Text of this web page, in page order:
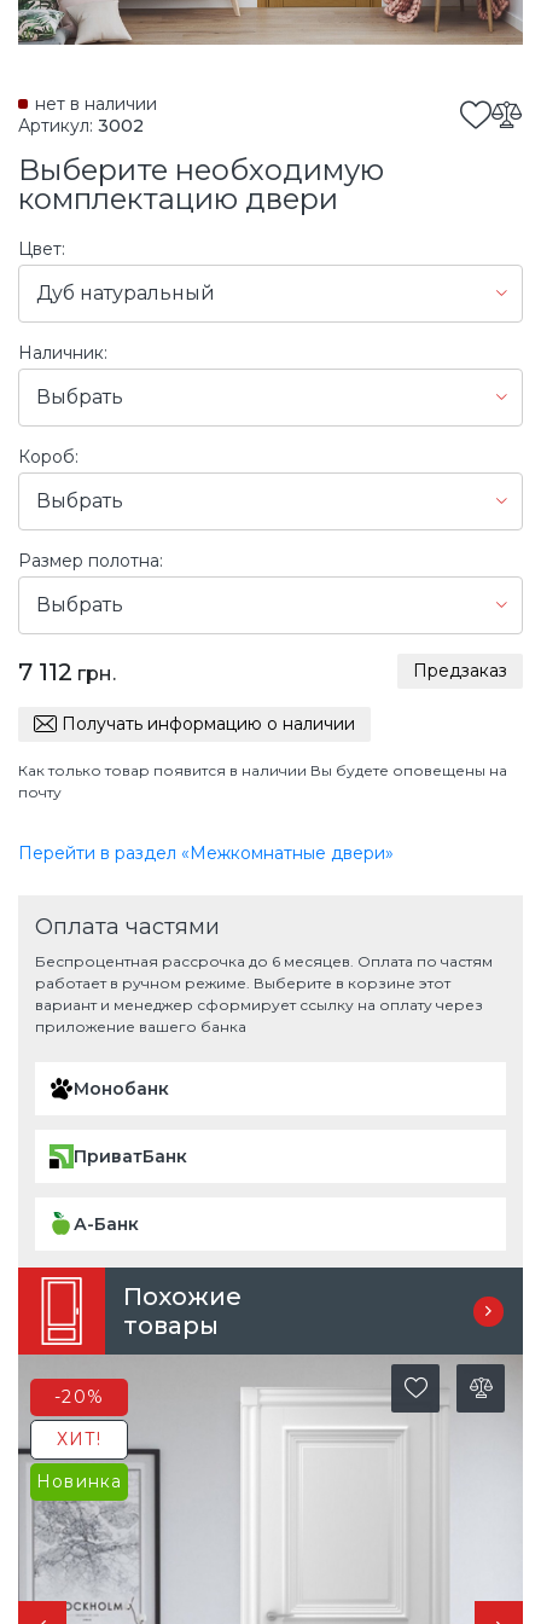
нет в наличии
Артикул: 3002
Выберите необходимую
комплектацию двери
Цвет:
Дуб натуральный
Наличник:
Выбрать
Короб:
Выбрать
Размер полотна:
Выбрать
7 112 грн. Предзаказ
Получать информацию о наличии
Как только товар появится в наличии Вы будете оповещены на
почту
Перейти в раздел «Межкомнатные двери»
Оплата частями
Беспроцентная рассрочка до 6 месяцев. Оплата по частям
работает в ручном режиме. Выберите в корзине этот
вариант и менеджер сформирует ссылку на оплату через
приложение вашего банка
Монобанк
ПриватБанк
А-Банк
Похожие
товары
-20%
ХИТ!
Новинка